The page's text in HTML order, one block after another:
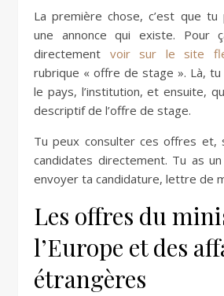
La première chose, c’est que
une annonce qui existe. Pour
directement voir sur le site
rubrique « offre de stage ». Là,
le pays, l’institution, et ensuite,
descriptif de l’offre de stage.
Tu peux consulter ces offres et,
candidates directement. Tu as
envoyer ta candidature, lettre de
Les offres du
l’Europe et des
étrangères